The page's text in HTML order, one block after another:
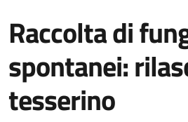
Raccolta di
spontanei:
tesserino